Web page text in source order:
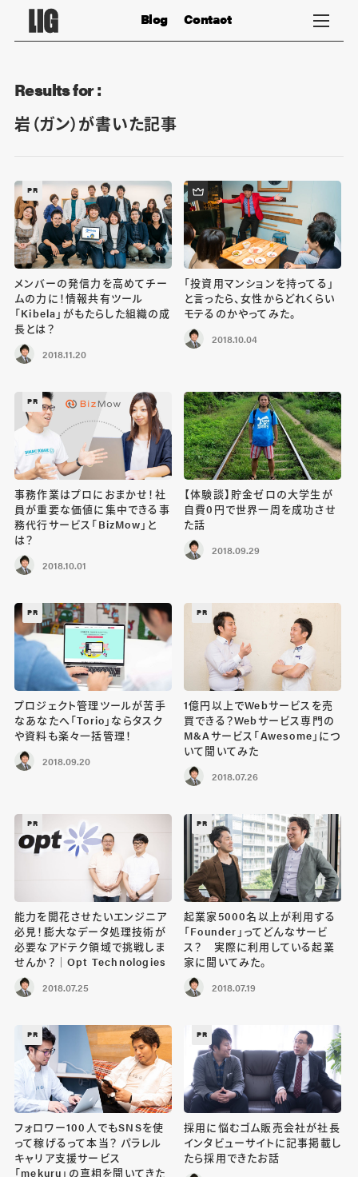
Contact
Blog
Results for :
岩（ガン）が書いた記事
PR
メンバーの発信力を高めてチー
ムの力に！情報共有ツール
「Kibela」がもたらした組織の成
長とは？
2018.11.20
「投資用マンションを持ってる」
と言ったら、女性からどれくらい
モテるのかやってみた。
2018.10.04
PR
事務作業はプロにおまかせ！社
員が重要な価値に集中できる事
務代行サービス「BizMow」と
は？
2018.10.01
【体験談】貯金ゼロの大学生が
自費0円で世界一周を成功させ
た話
2018.09.29
PR
プロジェクト管理ツールが苦手
なあなたへ「Torio」ならタスク
や資料も楽々一括管理！
2018.09.20
PR
1億円以上でWebサービスを売
買できる？Webサービス専門の
M&Aサービス「Awesome」につ
いて聞いてみた
2018.07.26
PR
能力を開花させたいエンジニア
必見！膨大なデータ処理技術が
必要なアドテク領域で挑戦しま
せんか？｜Opt Technologies
2018.07.25
PR
起業家5000名以上が利用する
「Founder」ってどんなサービ
ス？ 実際に利用している起業
家に聞いてみた。
2018.07.19
PR
フォロワー100人でもSNSを使
って稼げるって本当？ パラレル
キャリア支援サービス
「mekuru」の真相を聞いてきた
PR
採用に悩むゴム販売会社が社長
インタビューサイトに記事掲載し
たら採用できたお話